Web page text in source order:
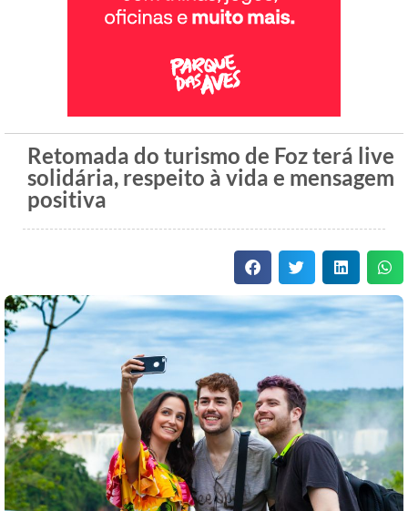
Retomada do turismo de Foz terá live
solidária, respeito à vida e mensagem
positiva